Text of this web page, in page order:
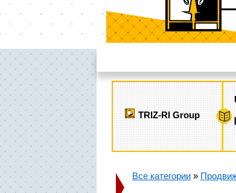
TRIZ-RI Group
Все категории »